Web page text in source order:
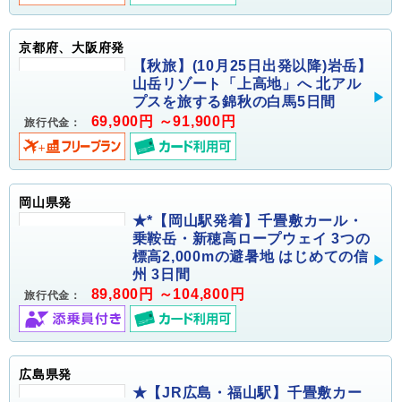
京都府、大阪府発
【秋旅】(10月25日出発以降)岩岳】
山岳リゾート「上高地」へ 北アル
プスを旅する錦秋の白馬5日間
旅行代金： 69,900円 ～91,900円
岡山県発
★*【岡山駅発着】千畳敷カール・
乗鞍岳・新穂高ロープウェイ 3つの
標高2,000mの避暑地 はじめての信
州 3日間
旅行代金： 89,800円 ～104,800円
広島県発
★【JR広島・福山駅】千畳敷カー